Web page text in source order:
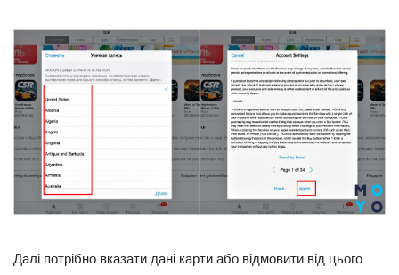
Далі потрібно вказати дані карти або відмовити від цього